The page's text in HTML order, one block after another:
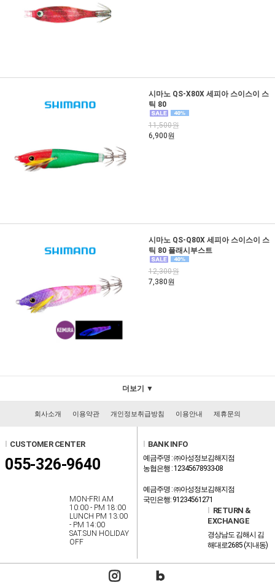
시마노 QS-X80X 세피아 스이스이 스
틱 80
11,500원
6,900원
시마노 QS-Q80X 세피아 스이스이 스
틱 80 플래시부스트
12,300원
7,380원
더보기 ▼
회사소개 이용약관 개인정보취급방침 이용안내 제휴문의
l CUSTOMER CENTER
055-326-9640
MON-FRI AM
10:00 - PM 18:00
LUNCH PM 13:00
- PM 14:00
SAT.SUN HOLIDAY
OFF
l BANK INFO
예금주명 : ㈜아성정보김해지점
농협은행 : 12345678933-08
예금주명 : ㈜아성정보김해지점
국민은행: 91234561271
l RETURN &
EXCHANGE
경상남도 김해시 김
해대로2685 (지내동)